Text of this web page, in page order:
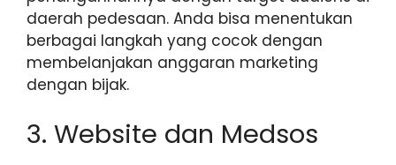
daerah pedesaan. Anda bisa menentukan
berbagai langkah yang cocok dengan
membelanjakan anggaran marketing
dengan bijak.
3. Website dan Medsos